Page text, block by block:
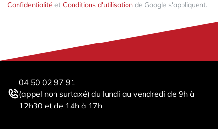
Confidentialité et Conditions d'utilisation de Google s'appliquent.
04 50 02 97 91
(appel non surtaxé) du lundi au vendredi de 9h à
12h30 et de 14h à 17h